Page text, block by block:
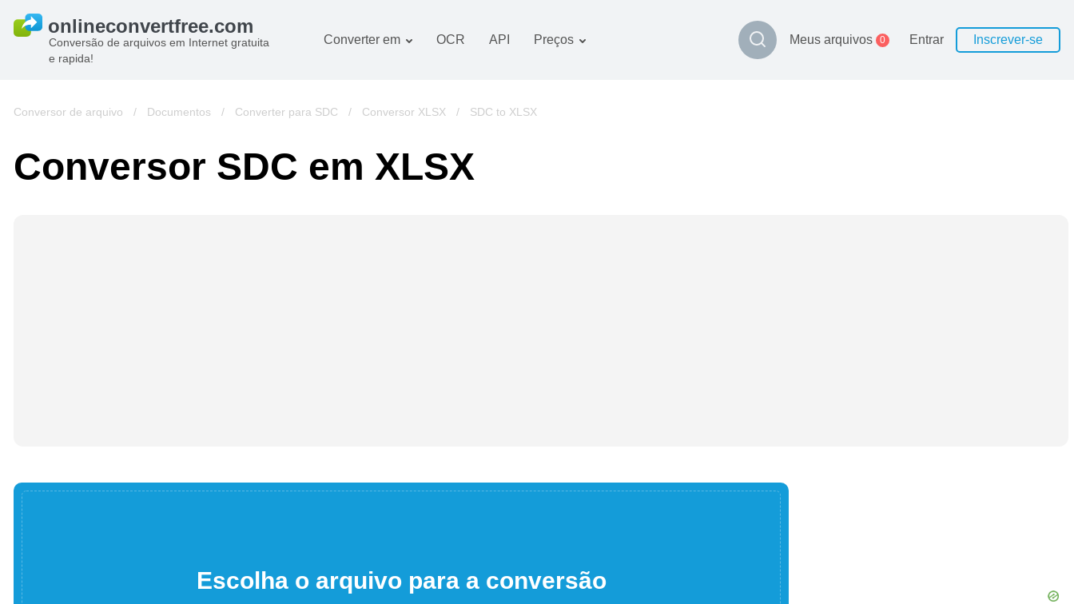
Conversão de arquivos em Internet gratuita
e rapida!
Converter em
Imagem conversor
Books conversor
OCR API Preços Meus arquivos 0 Entrar Inscrever-se
Conversor de arquivo / Documentos / Converter para SDC / Conversor XLSX / SDC to XLSX
Conversor SDC em XLSX
Escolha o arquivo para a conversão